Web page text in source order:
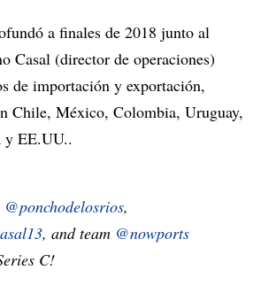
a finales de 2018 junto al
Casal (director de operaciones)
de importación y exportación,
Chile, México, Colombia, Uruguay,
y EE.UU..
@ponchodelosrios,
, and team @nowports
C!